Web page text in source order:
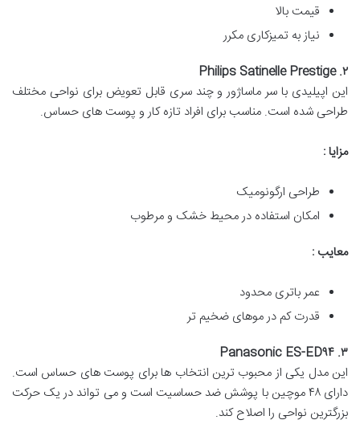
قیمت بالا
نیاز به تمیزکاری مکرر
۲. Philips Satinelle Prestige
این اپیلیدی با سر ماساژور و چند سری قابل تعویض برای نواحی مختلف
طراحی شده است. مناسب برای افراد تازه کار و پوست های حساس.
مزایا :
طراحی ارگونومیک
امکان استفاده در محیط خشک و مرطوب
معایب :
عمر باتری محدود
قدرت کم در موهای ضخیم تر
۳. Panasonic ES-ED۹۴
این مدل یکی از محبوب ترین انتخاب ها برای پوست های حساس است.
دارای ۴۸ موچین با پوشش ضد حساسیت است و می تواند در یک حرکت
بزرگترین نواحی را اصلاح کند.